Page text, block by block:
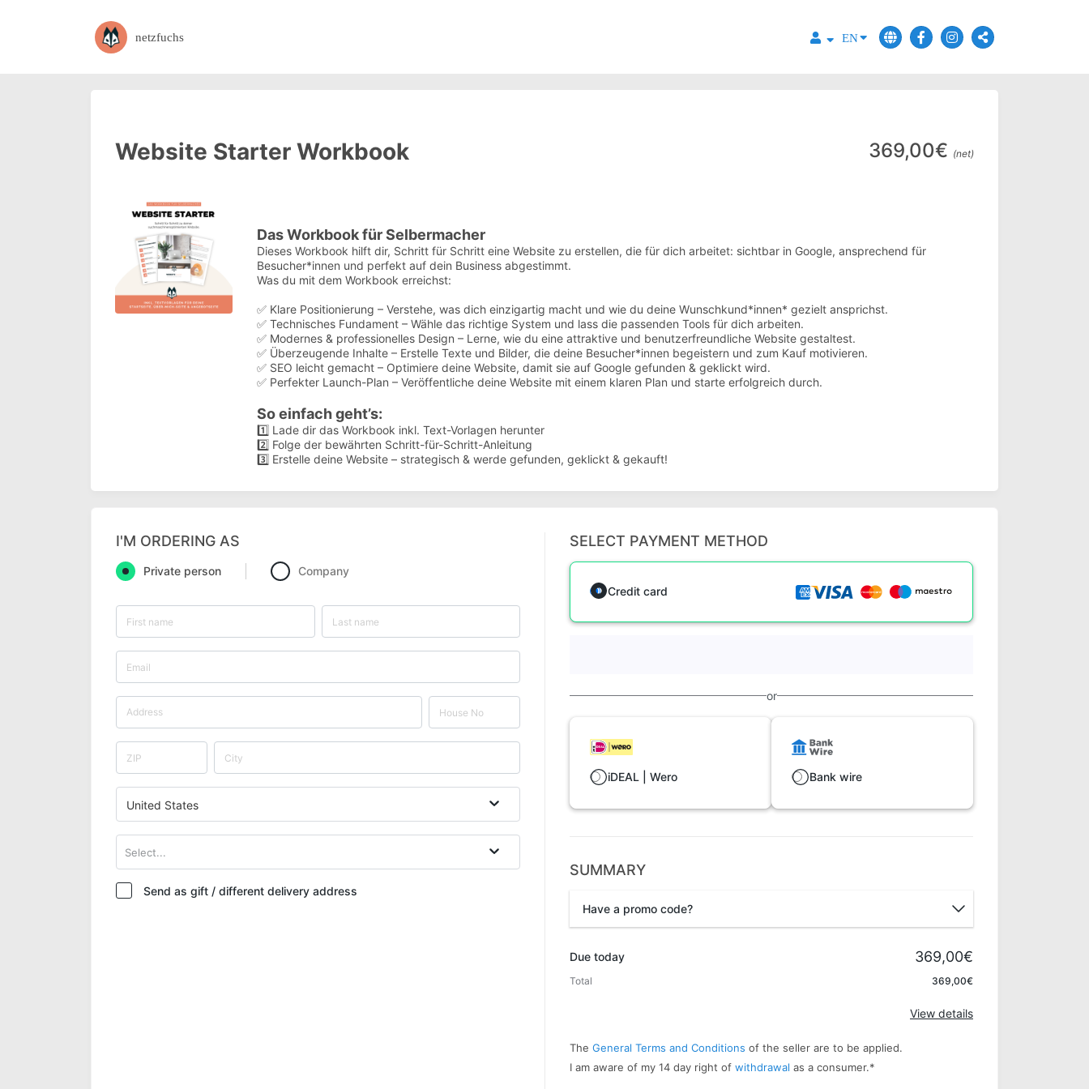
netzfuchs EN
Website Starter Workbook 369,00€ (net)
Das Workbook für Selbermacher
Dieses Workbook hilft dir, Schritt für Schritt eine Website zu erstellen, die für dich arbeitet: sichtbar in Google, ansprechend für
Besucher*innen und perfekt auf dein Business abgestimmt.
Was du mit dem Workbook erreichst:
✅ Klare Positionierung – Verstehe, was dich einzigartig macht und wie du deine Wunschkund*innen* gezielt ansprichst.
✅ Technisches Fundament – Wähle das richtige System und lass die passenden Tools für dich arbeiten.
✅ Modernes & professionelles Design – Lerne, wie du eine attraktive und benutzerfreundliche Website gestaltest.
✅ Überzeugende Inhalte – Erstelle Texte und Bilder, die deine Besucher*innen begeistern und zum Kauf motivieren.
✅ SEO leicht gemacht – Optimiere deine Website, damit sie auf Google gefunden & geklickt wird.
✅ Perfekter Launch-Plan – Veröffentliche deine Website mit einem klaren Plan und starte erfolgreich durch.
So einfach geht’s:
1️⃣ Lade dir das Workbook inkl. Text-Vorlagen herunter
2️⃣ Folge der bewährten Schritt-für-Schritt-Anleitung
3️⃣ Erstelle deine Website – strategisch & werde gefunden, geklickt & gekauft!
I'M ORDERING AS
Private person Company
United States
Select...
Send as gift / different delivery address
SELECT PAYMENT METHOD
Credit card
or
iDEAL | Wero Bank wire
SUMMARY
Have a promo code?
Due today 369,00€
Total 369,00€
View details
The General Terms and Conditions of the seller are to be applied.
I am aware of my 14 day right of withdrawal as a consumer.*